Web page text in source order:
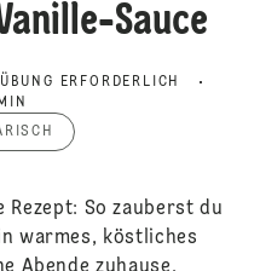
Sauce
ERFORDERLICH
Rezept: So zauberst du
warmes, köstliches